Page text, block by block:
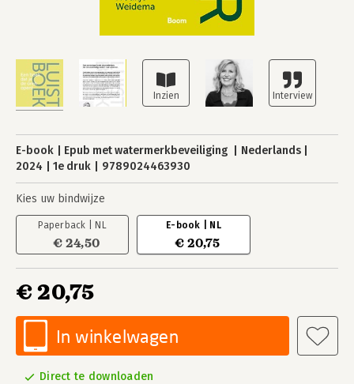
E-book Epub met watermerkbeveiliging
Nederlands
2024
1e druk 9789024463930
Kies uw bindwijze
Paperback | NL
€ 24,50
E-book | NL
€ 20,75
€ 20,75
In winkelwagen
Direct te downloaden